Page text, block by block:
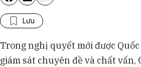
Lưu
Trong nghị quyết mới được
giám sát chuyên đề và chất vấn,